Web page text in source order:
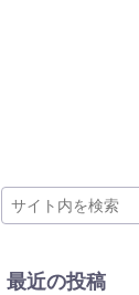
最近の投稿